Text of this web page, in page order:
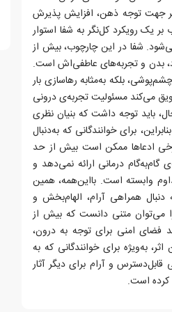
جهت توجه ذهن، افزایش پذیرش
یک رویکرد کل‌نگر به شفا استوار
شفا در این چارچوب، بیش از
بدن و تجربه‌های عاطفی‌اش است.
بلکه به‌مثابه رهاسازی بار
می‌کند مسئولیت تجربه‌ی درونی
باید توجه داشت که بنیان نظری
برای خوانندگانی که به‌دنبال
ادعاها ممکن است بیش از حد
گام‌به‌گام درمانی ارائه نمی‌دهد و
وابسته است. بااین‌همه، همین
همراهی آرام، الهام‌بخش و
می‌توان متنی دانست که بیش از
امنی برای توجه به درون،
به‌ویژه برای خوانندگانی که به
و آرام برای دیگر آثار
کرده است.